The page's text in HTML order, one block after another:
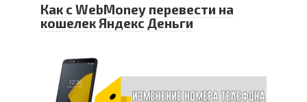
Как с WebMoney перевести на
кошелек Яндекс Деньги